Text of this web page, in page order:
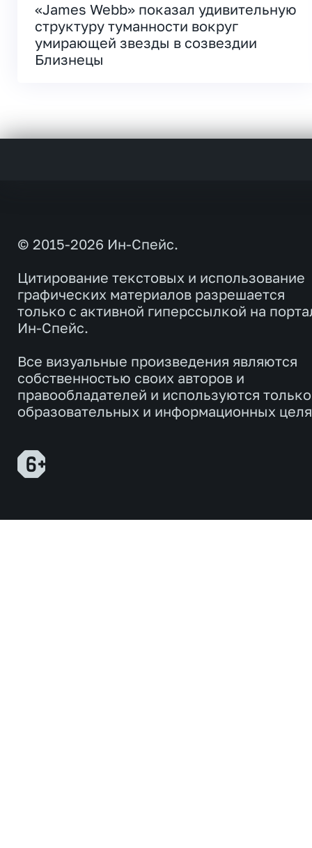
«James Webb» показал удивительную
структуру туманности вокруг
умирающей звезды в созвездии
Близнецы
© 2015-2026 Ин-Спейс.
Цитирование текстовых и использование
графических материалов разрешается
только с активной гиперссылкой на
Ин-Спейс.
Все визуальные произведения являются
собственностью своих авторов и
правообладателей и используются
образовательных и информационных